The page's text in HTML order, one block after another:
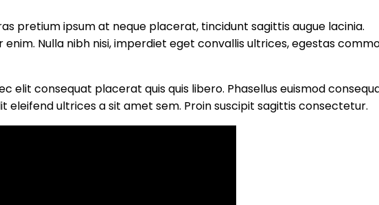
pretium ipsum at neque placerat, tincidunt sagittis augue lacinia.
Nulla nibh nisi, imperdiet eget convallis ultrices, egestas
elit consequat placerat quis quis libero. Phasellus euismod
eleifend ultrices a sit amet sem. Proin suscipit sagittis consectetur.